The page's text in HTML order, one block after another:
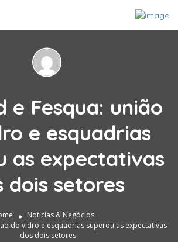
e Fesqua: união
e esquadrias
as expectativas
dois setores
Notícias & Negócios
do vidro e esquadrias superou as expectativas
dos dois setores